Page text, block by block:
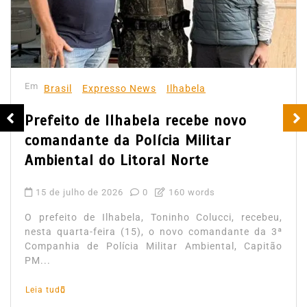
Em Brasil Expresso News Ilhabela
Prefeito de Ilhabela recebe novo
comandante da Polícia Militar
Ambiental do Litoral Norte
15 de julho de 2026 0 160 words
O prefeito de Ilhabela, Toninho Colucci, recebeu,
nesta quarta-feira (15), o novo comandante da 3ª
Companhia de Polícia Militar Ambiental, Capitão
PM...
Leia tudo